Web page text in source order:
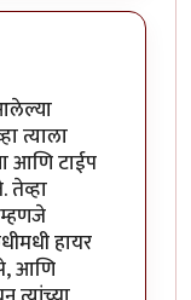
त्याला
आणि टाईप
तेव्हा
हायर
आणि